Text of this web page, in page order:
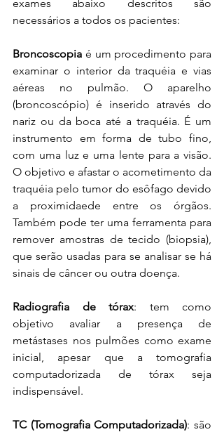
exames abaixo descritos são
necessários a todos os pacientes:
Broncoscopia é um procedimento para
examinar o interior da traquéia e vias
aéreas no pulmão. O aparelho
(broncoscópio) é inserido através do
nariz ou da boca até a traquéia. É um
instrumento em forma de tubo fino,
com uma luz e uma lente para a visão.
O objetivo e afastar o acometimento da
traquéia pelo tumor do esôfago devido
a proximidaede entre os órgãos.
Também pode ter uma ferramenta para
remover amostras de tecido (biopsia),
que serão usadas para se analisar se há
sinais de câncer ou outra doença.
Radiografia de tórax: tem como
objetivo avaliar a presença de
metástases nos pulmões como exame
inicial, apesar que a tomografia
computadorizada de tórax seja
indispensável.
TC (Tomografia Computadorizada): são